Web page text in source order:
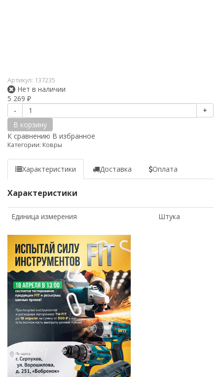
Артикул: 137235
Нет в наличии
5 269 ₽
-
+
В корзину
К сравнению В избранное
Категории: Ковры
Характеристики Доставка Оплата
Характеристики
Единица измерения Штука